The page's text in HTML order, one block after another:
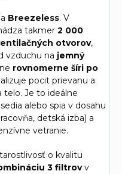
Breezeless. V
takmer 2 000
otvorov,
vzduchu na jemný
rovnomerne šíri po
pocit prievanu a
telo. Je to ideálne
alebo spia v dosahu
detská izba) a
vetranie.
o kvalitu
3 filtrov v